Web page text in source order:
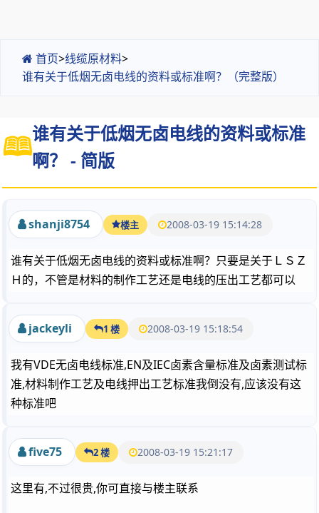
首页>线缆原材料>
谁有关于低烟无卤电线的资料或标准啊？（完整版）
谁有关于低烟无卤电线的资料或标准
啊？ - 简版
shanji8754 楼主 2008-03-19 15:14:28
谁有关于低烟无卤电线的资料或标准啊？只要是关于ＬＳＺ
Ｈ的，不管是材料的制作工艺还是电线的压出工艺都可以
jackeyli 1 楼 2008-03-19 15:18:54
我有VDE无卤电线标准,EN及IEC卤素含量标准及卤素测试标
准,材料制作工艺及电线押出工艺标准我倒没有,应该没有这
种标准吧
five75 2 楼 2008-03-19 15:21:17
这里有,不过很贵,你可直接与楼主联系